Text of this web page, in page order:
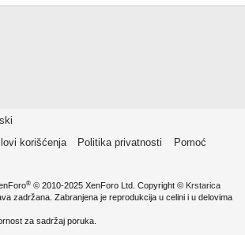
korišćenja Politika privatnosti
Pomoć
® © 2010-2025 XenForo Ltd. Copyright © Krstarica
zadržana. Zabranjena je reprodukcija u celini i u delovima
za sadržaj poruka.